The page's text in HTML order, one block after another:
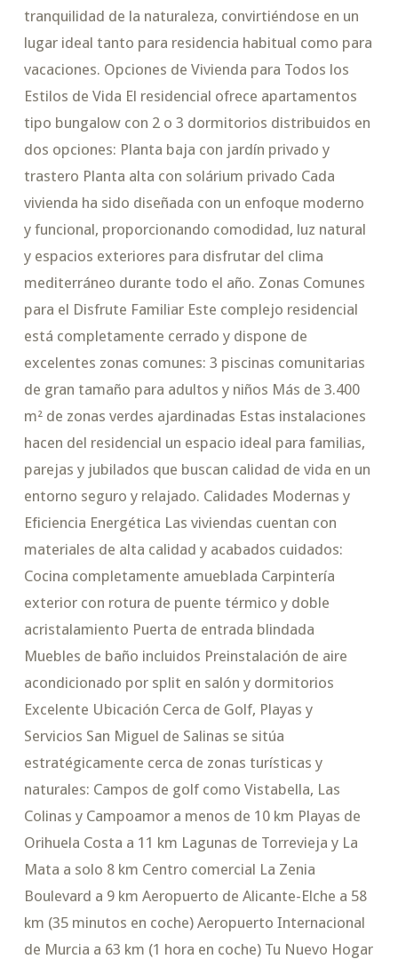
tranquilidad de la naturaleza, convirtiéndose en un
lugar ideal tanto para residencia habitual como para
vacaciones. Opciones de Vivienda para Todos los
Estilos de Vida El residencial ofrece apartamentos
tipo bungalow con 2 o 3 dormitorios distribuidos en
dos opciones: Planta baja con jardín privado y
trastero Planta alta con solárium privado Cada
vivienda ha sido diseñada con un enfoque moderno
y funcional, proporcionando comodidad, luz natural
y espacios exteriores para disfrutar del clima
mediterráneo durante todo el año. Zonas Comunes
para el Disfrute Familiar Este complejo residencial
está completamente cerrado y dispone de
excelentes zonas comunes: 3 piscinas comunitarias
de gran tamaño para adultos y niños Más de 3.400
m² de zonas verdes ajardinadas Estas instalaciones
hacen del residencial un espacio ideal para familias,
parejas y jubilados que buscan calidad de vida en un
entorno seguro y relajado. Calidades Modernas y
Eficiencia Energética Las viviendas cuentan con
materiales de alta calidad y acabados cuidados:
Cocina completamente amueblada Carpintería
exterior con rotura de puente térmico y doble
acristalamiento Puerta de entrada blindada
Muebles de baño incluidos Preinstalación de aire
acondicionado por split en salón y dormitorios
Excelente Ubicación Cerca de Golf, Playas y
Servicios San Miguel de Salinas se sitúa
estratégicamente cerca de zonas turísticas y
naturales: Campos de golf como Vistabella, Las
Colinas y Campoamor a menos de 10 km Playas de
Orihuela Costa a 11 km Lagunas de Torrevieja y La
Mata a solo 8 km Centro comercial La Zenia
Boulevard a 9 km Aeropuerto de Alicante-Elche a 58
km (35 minutos en coche) Aeropuerto Internacional
de Murcia a 63 km (1 hora en coche) Tu Nuevo Hogar